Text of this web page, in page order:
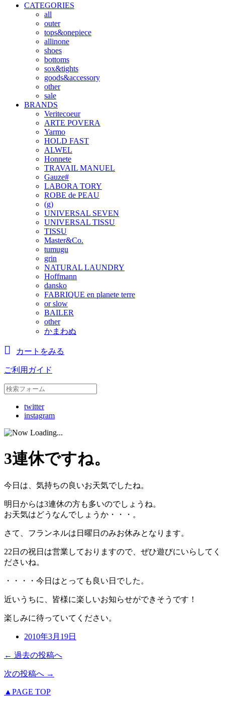
CATEGORIES
all
outer
tops&onepiece
allinone
shoes
bottoms
sox&tights
goods&accessory
other
sale
BRANDS
Veritecoeur
ARTE POVERA
Yarmo
HOLD FAST
ALWEL
Honnete
TRAVAIL MANUEL
Gauze#
LABORA TORY
ROBE de PEAU
(g)
UNIVERSAL SEVEN
UNIVERSAL TISSU
TISSU
Master&Co.
tumugu
grin
NATURAL LAUNDRY
Hoffmann
dansko
FABRIQUE en planete terre
or slow
BAILER
other
かまわぬ
カートをみる
ご利用ガイド
twitter
instagram
3連休ですね。
今日は、気持ちの良いお天気でしたね。
明日からは3連休の方も多いのでしょうね。
お天気はどうなんでしょうか・・・。
さて、フランネルは日曜日のみお休みとなります。
22日の祝日は営業しておりますので、ぜひ遊びにいらしてく
ださいね。
・・・・今日はとっても良い日でした。
近いうちに、皆様に楽しいお知らせができそうです！
楽しみに待っていてください。
2010年3月19日
← 過去の投稿へ
次の投稿へ →
▲PAGE TOP